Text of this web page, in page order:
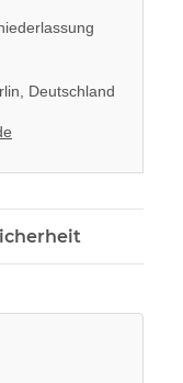
Deutschland